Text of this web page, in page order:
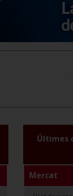
Últimes
Mercat